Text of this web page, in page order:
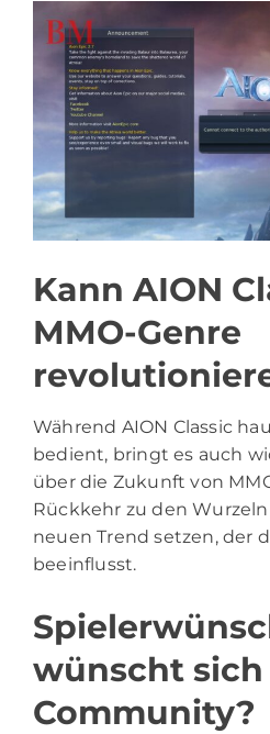
Kann AION
MMO-Genre
Während AION Classic
bedient, bringt es auch
über die Zukunft von
Rückkehr zu den
neuen Trend setzen, der
beeinflusst.
wünscht sich
Community?